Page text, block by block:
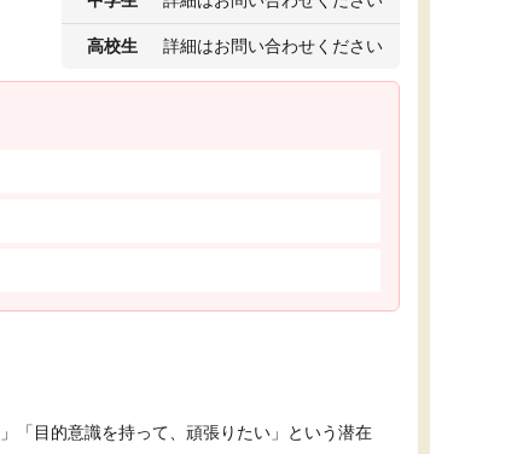
高校生 詳細はお問い合わせください
「目的意識を持って、頑張りたい」という潜在